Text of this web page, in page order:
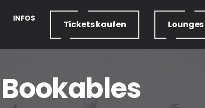
INFOS
Ticketskaufen Lounges
Bookables